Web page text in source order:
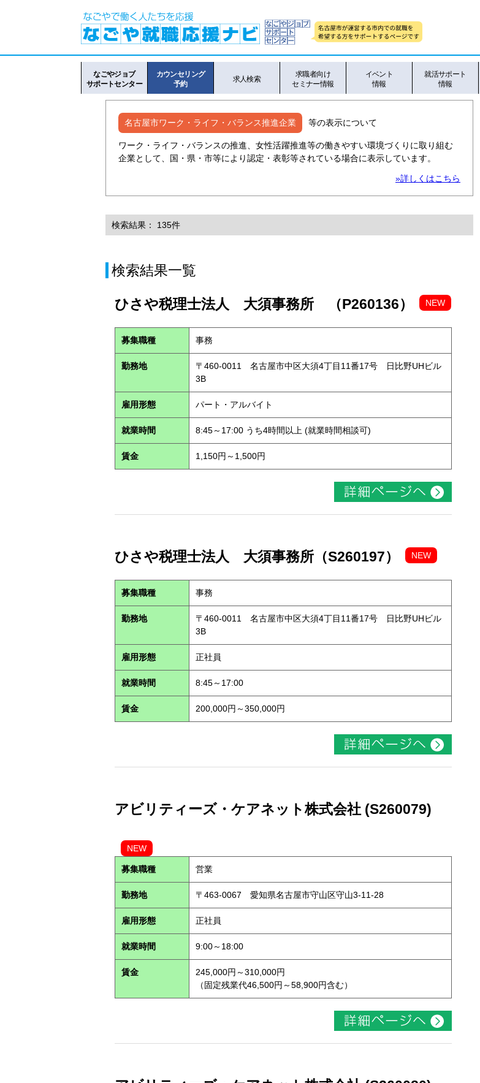
なごやジョブ
サポートセンター
カウンセリング
予約
求人検索
求職者向け
セミナー情報
イベント
情報
就活サポート
情報
名古屋市ワーク・ライフ・バランス推進企業 等の表示について
ワーク・ライフ・バランスの推進、女性活躍推進等の働きやすい環境づくりに取り組む
企業として、国・県・市等により認定・表彰等されている場合に表示しています。
»詳しくはこちら
検索結果： 135件
検索結果一覧
ひさや税理士法人 大須事務所 （P260136） NEW
募集職種 事務
勤務地
〒460-0011 名古屋市中区大須4丁目11番17号 日比野UHビル
3B
雇用形態 パート・アルバイト
就業時間 8:45～17:00 うち4時間以上 (就業時間相談可)
賃金 1,150円～1,500円
ひさや税理士法人 大須事務所（S260197） NEW
募集職種 事務
勤務地
〒460-0011 名古屋市中区大須4丁目11番17号 日比野UHビル
3B
雇用形態 正社員
就業時間 8:45～17:00
賃金 200,000円～350,000円
アビリティーズ・ケアネット株式会社 (S260079)
NEW
募集職種 営業
勤務地 〒463-0067 愛知県名古屋市守山区守山3-11-28
雇用形態 正社員
就業時間 9:00～18:00
賃金
245,000円～310,000円
（固定残業代46,500円～58,900円含む）